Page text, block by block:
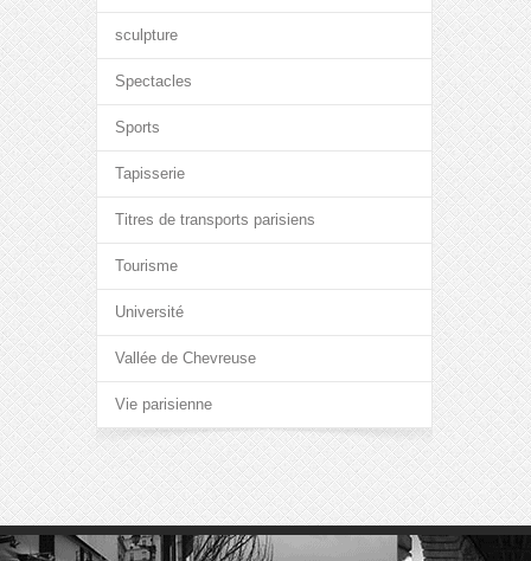
sculpture
Spectacles
Sports
Tapisserie
Titres de transports parisiens
Tourisme
Université
Vallée de Chevreuse
Vie parisienne